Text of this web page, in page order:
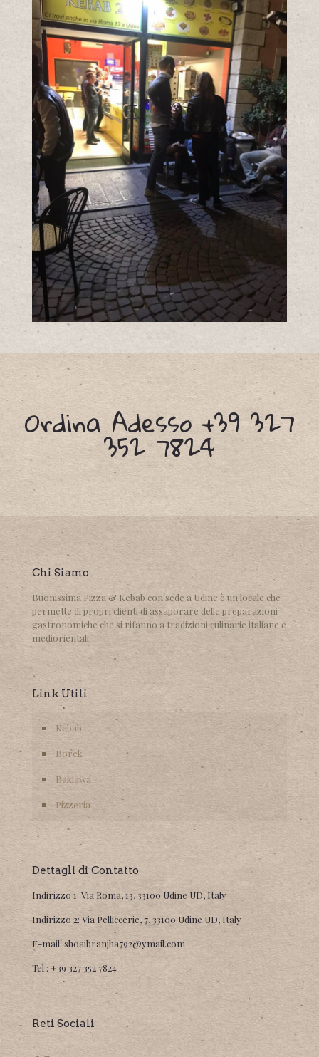
Ordina Adesso+39 327
352 7824
Chi Siamo
Buonissima Pizza & Kebab con sede a Udine è un locale che
permette di propri clienti di assaporare delle preparazioni
gastronomiche che si rifanno a tradizioni culinarie italiane e
mediorientali
Link Utili
Kebab
Borek
Baklawa
Pizzeria
Dettagli di Contatto
Indirizzo 1: Via Roma, 13, 33100 Udine UD, Italy
Indirizzo 2: Via Pelliccerie, 7, 33100 Udine UD, Italy
E-mail:shoaibranjha792@ymail.com
Tel : +39 327 352 7824
Reti Sociali